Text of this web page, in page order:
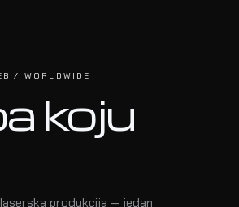
/ WORLDWIDE
koju
produkcija — jedan